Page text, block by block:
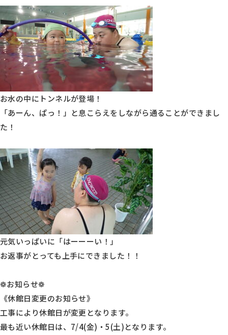
お水の中にトンネルが登場！
「あーん、ぱっ！」と息こらえをしながら通ることができまし
た！
元気いっぱいに「はーーーい！」
お返事がとっても上手にできました！！
❁お知らせ❁
《休館日変更のお知らせ》
工事により休館日が変更となります。
最も近い休館日は、7/4(金)・5(土)となります。